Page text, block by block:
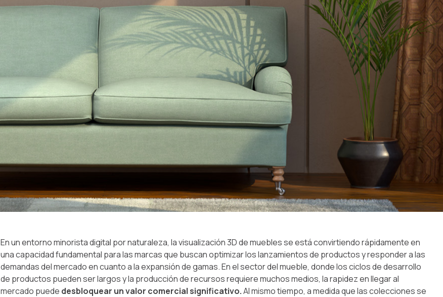
En un entorno minorista digital por naturaleza, la visualización 3D de muebles se está convirtiendo rápidamente en
una capacidad fundamental para las marcas que buscan optimizar los lanzamientos de productos y responder a las
demandas del mercado en cuanto a la expansión de gamas. En el sector del mueble, donde los ciclos de desarrollo
de productos pueden ser largos y la producción de recursos requiere muchos medios, la rapidez en llegar al
mercado puede desbloquear un valor comercial significativo.Al mismo tiempo, a medida que las colecciones se